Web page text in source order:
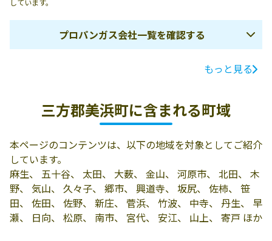
しています。
プロパンガス会社一覧を確認する
電話番号
同組合みはま基
原市19-12
沢井石油店
三方郡美浜町佐
0770-38-1504
早瀬石油店
三方郡美浜町早
瀬13-101
0770-32-0267
もっと見る
三方郡美浜町に含まれる町域
本ページのコンテンツは、以下の地域を対象としてご紹介
しています。
麻生、 五十谷、 太田、 大薮、 金山、 河原市、 北田、 木
野、 気山、 久々子、 郷市、 興道寺、 坂尻、 佐柿、 笹
田、 佐田、 佐野、 新庄、 菅浜、 竹波、 中寺、 丹生、 早
瀬、 日向、 松原、 南市、 宮代、 安江、 山上、 寄戸 ほか